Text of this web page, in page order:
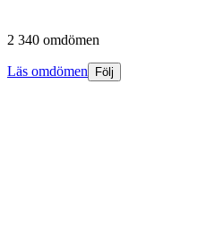
2 340 omdömen
Läs omdömen Följ